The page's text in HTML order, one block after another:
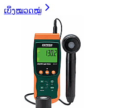
ເບິ່ງໝວດໝູ່